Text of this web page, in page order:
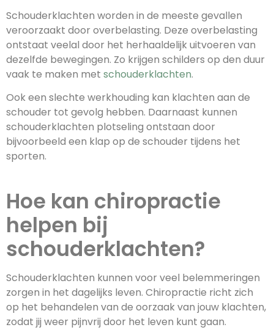
Schouderklachten worden in de meeste gevallen
veroorzaakt door overbelasting. Deze overbelasting
ontstaat veelal door het herhaaldelijk uitvoeren van
dezelfde bewegingen. Zo krijgen schilders op den duur
vaak te maken met schouderklachten.
Ook een slechte werkhouding kan klachten aan de
schouder tot gevolg hebben. Daarnaast kunnen
schouderklachten plotseling ontstaan door
bijvoorbeeld een klap op de schouder tijdens het
sporten.
Hoe kan chiropractie
helpen bij
schouderklachten?
Schouderklachten kunnen voor veel belemmeringen
zorgen in het dagelijks leven. Chiropractie richt zich
op het behandelen van de oorzaak van jouw klachten,
zodat jij weer pijnvrij door het leven kunt gaan.